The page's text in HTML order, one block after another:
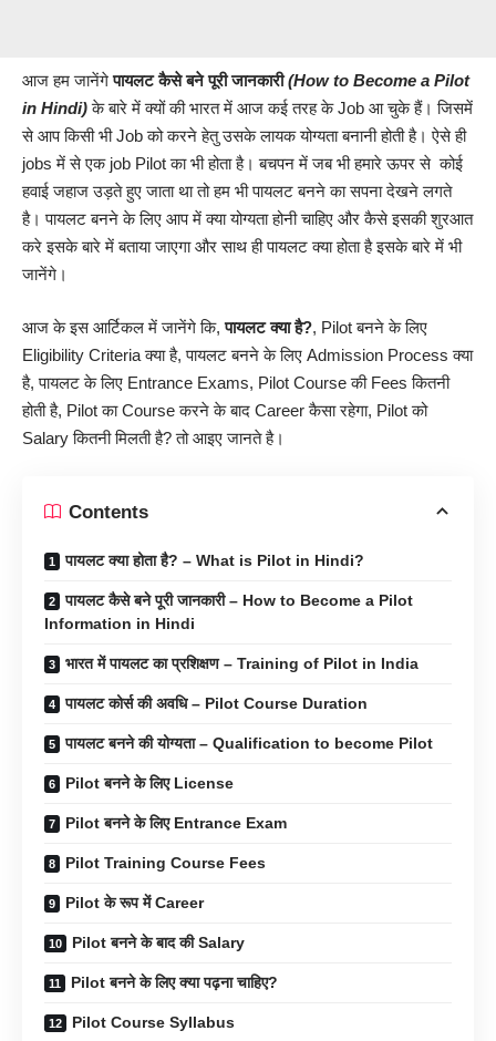
आज हम जानेंगेपायलट कैसे बने पूरी जानकारी (How to Become a Pilot
in Hindi)के बारे में क्यों की भारत में आज कई तरह के Job आ चुके हैं। जिसमें
से आप किसी भी Job को करने हेतु उसके लायक योग्यता बनानी होती है। ऐसे ही
jobs में से एक job Pilot का भी होता है। बचपन में जब भी हमारे ऊपर से कोई
हवाई जहाज उड़ते हुए जाता था तो हम भी पायलट बनने का सपना देखने लगते
है। पायलट बनने के लिए आप में क्या योग्यता होनी चाहिए और कैसे इसकी शुरआत
करे इसके बारे में बताया जाएगा और साथ ही पायलट क्या होता है इसके बारे में भी
जानेंगे।
आज के इस आर्टिकल में जानेंगे कि,पायलटक्या है?, Pilot बनने के लिए
Eligibility Criteria क्या है, पायलट बनने के लिए Admission Process क्या
है, पायलट के लिए Entrance Exams, Pilot Course की Fees कितनी
होती है, Pilot का Course करने के बाद Career कैसा रहेगा, Pilot को
Salary कितनी मिलती है? तो आइए जानते है।
Contents
पायलट क्या होता है? – What is Pilot in Hindi?
पायलट कैसे बने पूरी जानकारी – How to Become a Pilot
Information in Hindi
भारत में पायलट का प्रशिक्षण – Training of Pilot in India
पायलट कोर्स की अवधि – Pilot Course Duration
पायलट बनने की योग्यता – Qualification to become Pilot
Pilot बनने के लिए License
Pilot बनने के लिए Entrance Exam
Pilot Training Course Fees
Pilot के रूप में Career
Pilot बनने के बाद की Salary
Pilot बनने के लिए क्या पढ़ना चाहिए?
Pilot Course Syllabus